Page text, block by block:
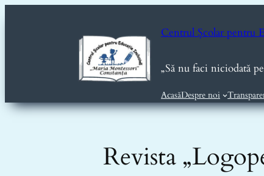
Centrul Școlar pentru
„Să nu faci niciodată
AcasăDespre noi
Revista